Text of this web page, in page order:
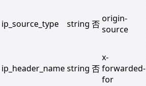
ip_source_type string 否
origin-
source
ip_header_namestring 否
x-
forwarded-
for